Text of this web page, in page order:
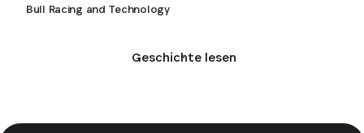
Bull Racing and Technology
Geschichte lesen